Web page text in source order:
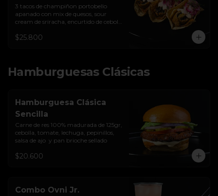
3 tacos de champiñon portobello
apanado con mix de quesos, sour
cream de sriracha, encurtido de cebolla
$25.800
Hamburguesas Clásicas
Hamburguesa Clásica
Sencilla
Carne de res 100% madurada de 125gr,
cebolla, tomate, lechuga, pepinillos,
salsa de ajo  y pan brioche sellado
$20.600
Combo Ovni Jr.